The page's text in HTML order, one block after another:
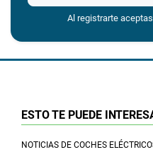
Al registrarte
ESTO TE PUEDE
NOTICIAS DE COCHES